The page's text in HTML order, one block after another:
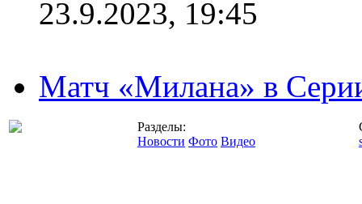
23.9.2023, 19:45
Матч «Милана» в
Разделы:
Новости Фото Видео